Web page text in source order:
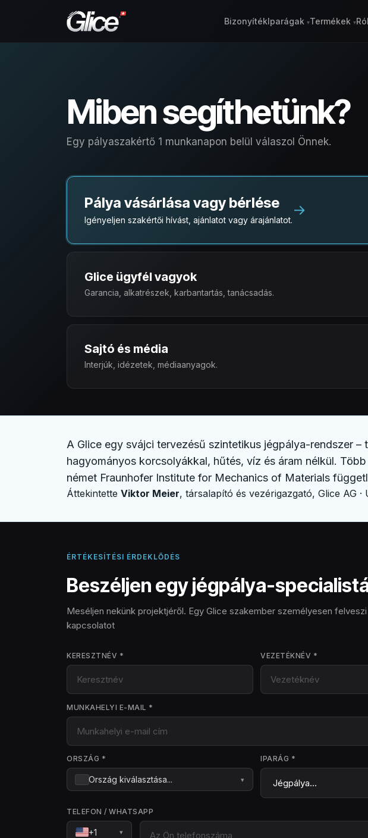
BizonyítékIparágak Termékek
Português
Slovenčina
Miben segíthetünk?
Egy pályaszakértő 1 munkanapon belül válaszol Önnek.
Pálya vásárlása vagy bérlése
Igényeljen szakértői hívást, ajánlatot vagy árajánlatot.
→
Glice ügyfél vagyok
Garancia, alkatrészek, karbantartás, tanácsadás.
Sajtó és média
Interjúk, idézetek, médiaanyagok.
A Glice egy svájci tervezésű szintetikus jégpálya-rendszer
hagyományos korcsolyákkal, hűtés, víz és áram nélkül.
német Fraunhofer Institute for Mechanics of Materials
Áttekintette Viktor Meier, társalapító és vezérigazgató, Glice AG
ÉRTÉKESÍTÉSI ÉRDEKLŐDÉS
Beszéljen egy jégpálya-
Meséljen nekünk projektjéről. Egy Glice szakember személyesen felveszi
kapcsolatot
KERESZTNÉV * VEZETÉKNÉV *
MUNKAHELYI E-MAIL *
ORSZÁG *
Ország kiválasztása... ▾
IPARÁG *
TELEFON / WHATSAPP
+1 ▾